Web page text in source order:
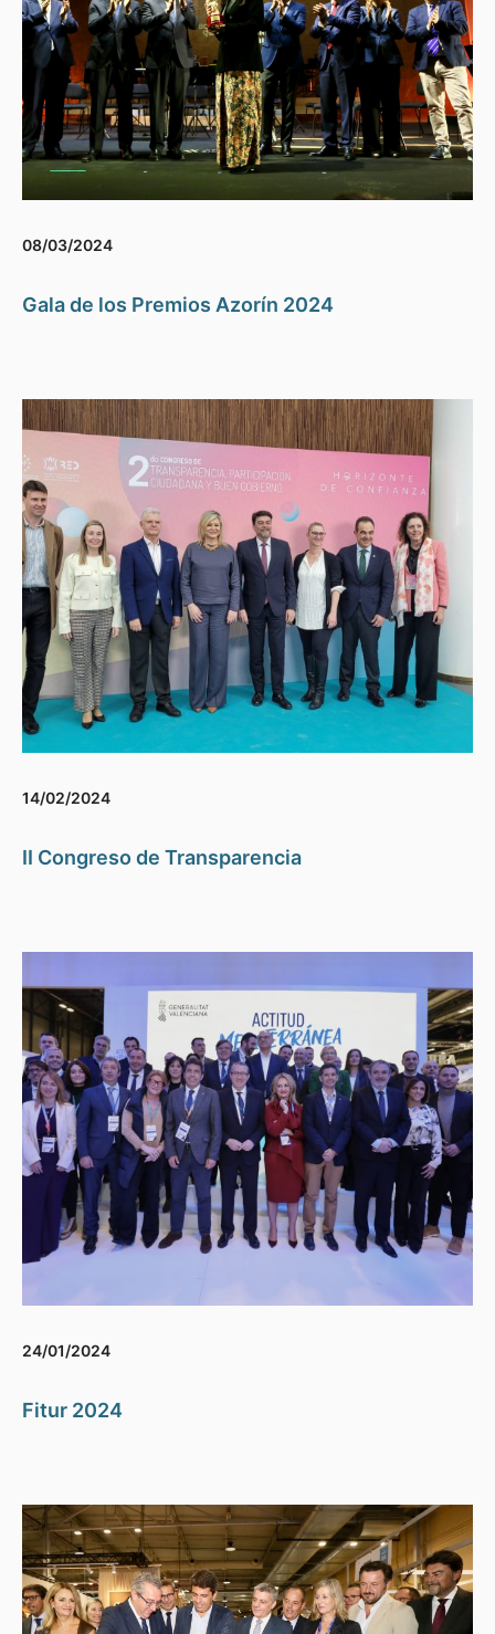
08/03/2024
Gala de los Premios Azorín 2024
14/02/2024
II Congreso de Transparencia
24/01/2024
Fitur 2024